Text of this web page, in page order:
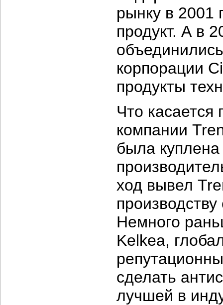
рынку в
продукт. А в
корпорации
продукты
Что касается
компании
была
ход вывел
Немного
Kelkea,
сделать
лучшей в